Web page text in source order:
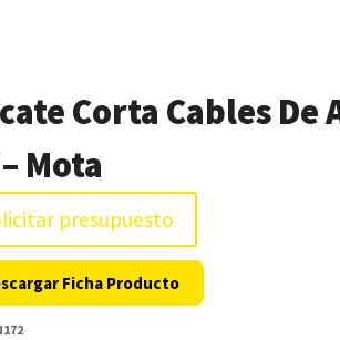
Corta Cables De
Mota
presupuesto
Ficha Producto